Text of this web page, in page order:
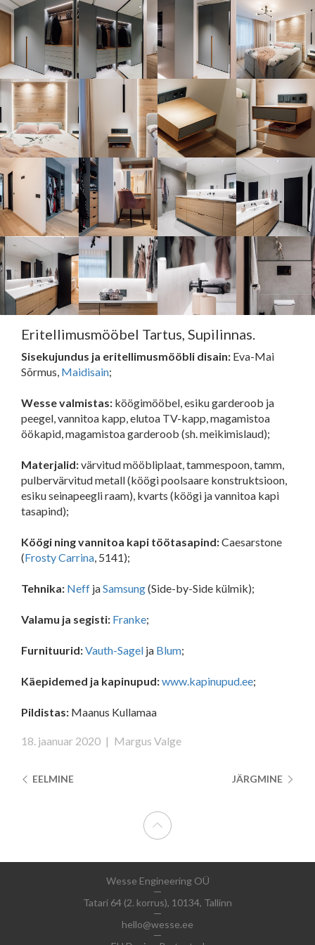
Eritellimusmööbel Tartus, Supilinnas.
Sisekujundus ja eritellimusmööbli disain: Eva-Mai
Sõrmus, Maidisain;
Wesse valmistas: köögimööbel, esiku garderoob ja
peegel, vannitoa kapp, elutoa TV-kapp, magamistoa
öökapid, magamistoa garderoob (sh. meikimislaud);
Materjalid:värvitud mööbliplaat, tammespoon, tamm,
pulbervärvitud metall (köögi poolsaare konstruktsioon,
esiku seinapeegli raam), kvarts (köögi ja vannitoa kapi
tasapind);
Köögi ning vannitoa kapi töötasapind:Caesarstone
(Frosty Carrina, 5141);
Tehnika: Neff jaSamsung(Side-by-Side külmik);
Valamu ja segisti: Franke;
Furnituurid:Vauth-Sagel ja Blum;
Käepidemed ja kapinupud:www.kapinupud.ee;
Pildistas: Maanus Kullamaa
18. jaanuar 2020 | Margus Valge
JÄRGMINE
EELMINE
Wesse Engineering OÜ
Tatari 64 (2. korrus), 10134, Tallinn
hello@wesse.ee